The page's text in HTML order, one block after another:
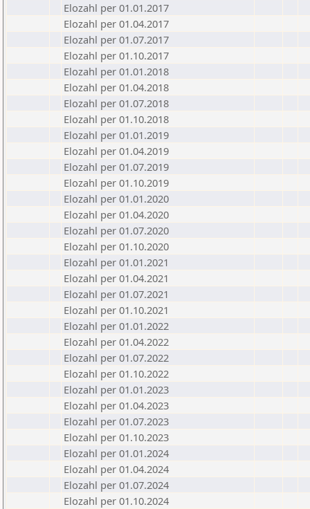
Elozahl per 01.01.2017
Elozahl per 01.04.2017
Elozahl per 01.07.2017
Elozahl per 01.10.2017
Elozahl per 01.01.2018
Elozahl per 01.04.2018
Elozahl per 01.07.2018
Elozahl per 01.10.2018
Elozahl per 01.01.2019
Elozahl per 01.04.2019
Elozahl per 01.07.2019
Elozahl per 01.10.2019
Elozahl per 01.01.2020
Elozahl per 01.04.2020
Elozahl per 01.07.2020
Elozahl per 01.10.2020
Elozahl per 01.01.2021
Elozahl per 01.04.2021
Elozahl per 01.07.2021
Elozahl per 01.10.2021
Elozahl per 01.01.2022
Elozahl per 01.04.2022
Elozahl per 01.07.2022
Elozahl per 01.10.2022
Elozahl per 01.01.2023
Elozahl per 01.04.2023
Elozahl per 01.07.2023
Elozahl per 01.10.2023
Elozahl per 01.01.2024
Elozahl per 01.04.2024
Elozahl per 01.07.2024
Elozahl per 01.10.2024